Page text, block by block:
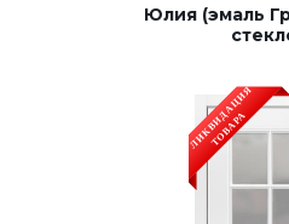
Строительные двери
Раздвижные двери
Юлия (эмаль